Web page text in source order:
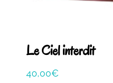
Le Ciel interdit
40,00€